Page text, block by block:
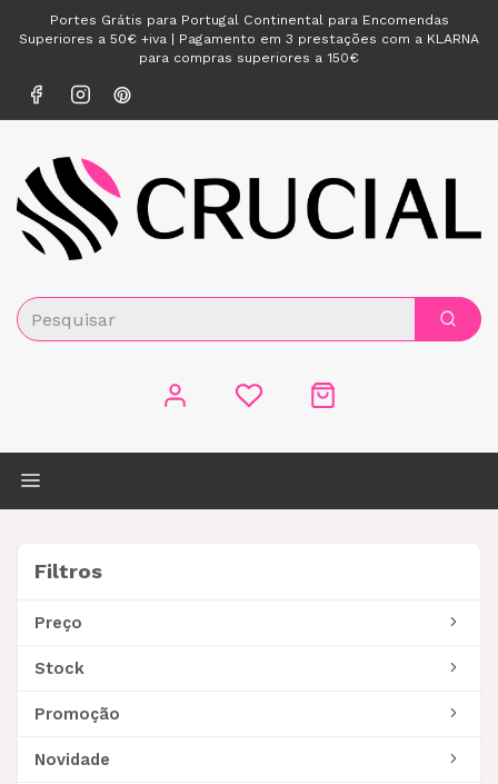
Portes Grátis para Portugal Continental para Encomendas
Superiores a 50€ +iva | Pagamento em 3 prestações com a KLARNA
para compras superiores a 150€
Alternar
Filtros
Preço
Stock
Promoção
Novidade